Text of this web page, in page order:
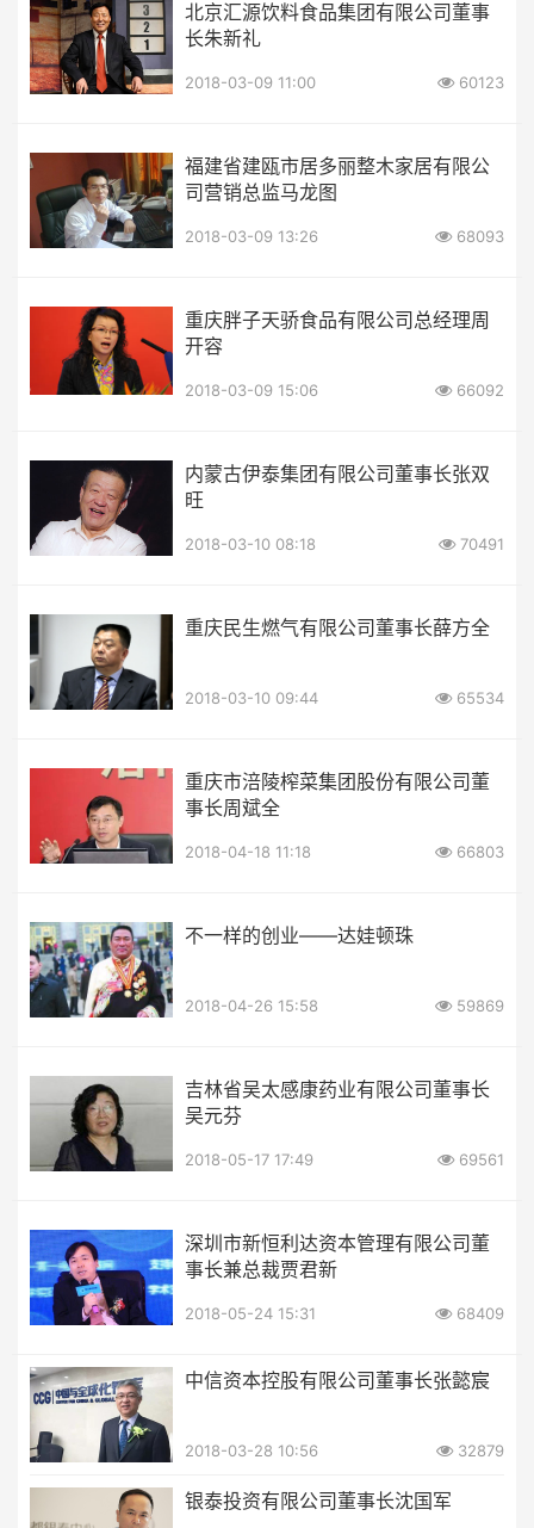
北京汇源饮料食品集团有限公司董事
长朱新礼
2018-03-09 11:00 60123
福建省建瓯市居多丽整木家居有限公
司营销总监马龙图
2018-03-09 13:26 68093
重庆胖子天骄食品有限公司总经理周
开容
2018-03-09 15:06 66092
内蒙古伊泰集团有限公司董事长张双
旺
2018-03-10 08:18 70491
重庆民生燃气有限公司董事长薛方全
2018-03-10 09:44 65534
重庆市涪陵榨菜集团股份有限公司董
事长周斌全
2018-04-18 11:18 66803
不一样的创业——达娃顿珠
2018-04-26 15:58 59869
吉林省吴太感康药业有限公司董事长
吴元芬
2018-05-17 17:49 69561
深圳市新恒利达资本管理有限公司董
事长兼总裁贾君新
2018-05-24 15:31 68409
中信资本控股有限公司董事长张懿宸
2018-03-28 10:56 32879
银泰投资有限公司董事长沈国军